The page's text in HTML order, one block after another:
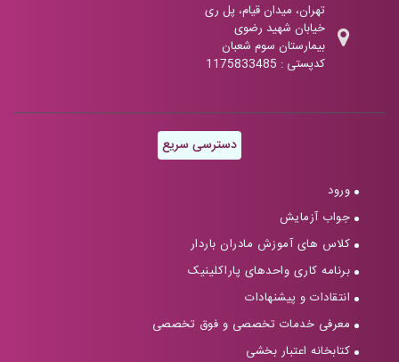
تهران، میدان قیام، پل ری
خیابان شهید رضوی
بیمارستان سوم شعبان
کدپستی : 1175833485
دسترسی سریع
ورود
جواب آزمایش
کلاس های آموزش مادران باردار
برنامه کاری واحدهای پاراکلینیک
انتقادات و پیشنهادات
معرفی خدمات تخصصی و فوق تخصصی
کتابخانه اعتبار بخشی